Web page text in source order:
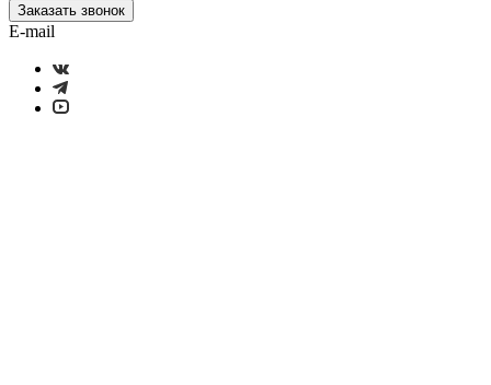
Заказать звонок
E-mail